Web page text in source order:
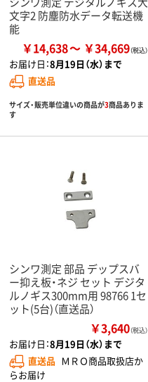
文字2 防塵防水データ転送機
能
￥14,638 ￥34,669
お届け日：8月19日（水）まで
直送品
サイズ・販売単位違いの商品が3商品ありま
す
シンワ測定 部品 デップスバ
ー抑え板・ネジ セット デジタ
ルノギス300mm用 98766 1セ
ット(5台)（直送品）
￥3,640（税込）
お届け日：8月19日（水）まで
直送品 ＭＲＯ商品取扱店か
らお届け